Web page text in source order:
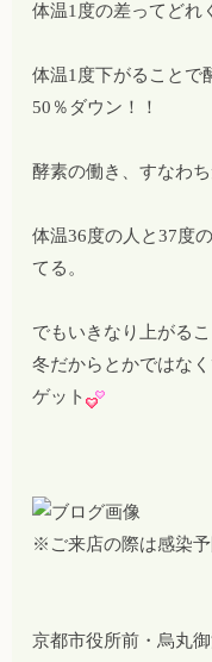
体温1度の差ってどれ
体温1度下がることで
50％ダウン！！
酵素の働き、すなわ
体温36度の人と37度
てる。
でもいきなり上がるこ
冬だからとかではな
ゲット
※ご来店の際は感染予
京都市役所前・烏丸